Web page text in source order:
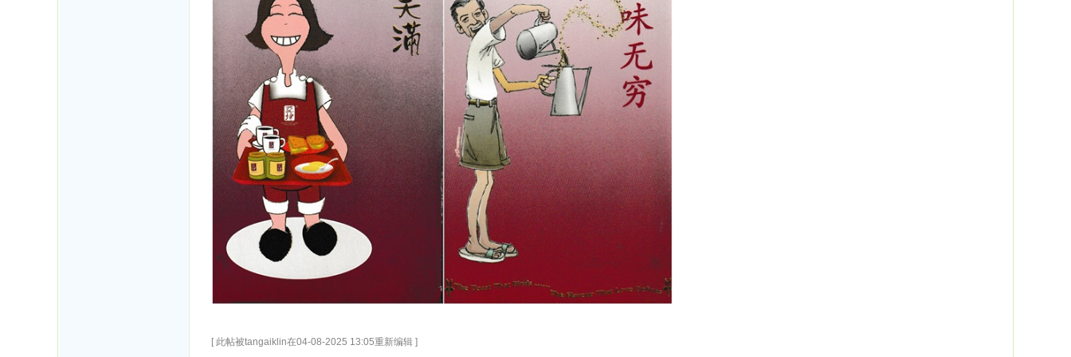
[ 此帖被tangaiklin在04-08-2025 13:05重新编辑 ]